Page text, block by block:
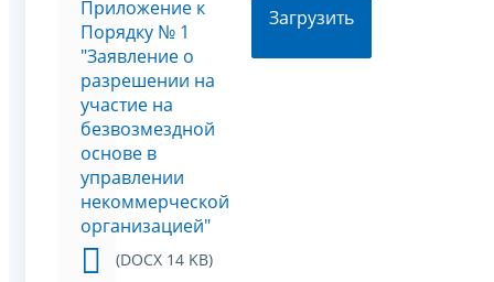
Приложение к
Порядку № 1
"Заявление о
разрешении на
участие на
безвозмездной
основе в
управлении
некоммерческой
организацией"
(DOCX 14 KB)
Загрузить